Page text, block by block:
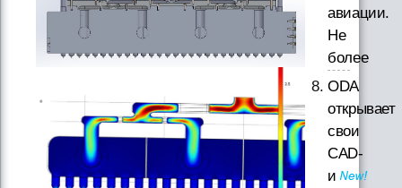
авиации.
Не
более
ODA
открывает
свои
CAD-
и